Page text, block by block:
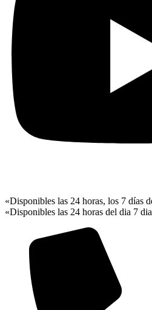
«Disponibles las 24 horas, los 7 días
«Disponibles las 24 horas del dia 7